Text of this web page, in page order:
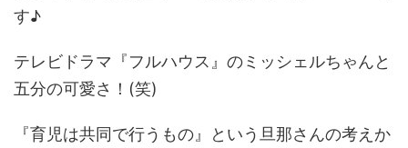
す♪
テレビドラマ『フルハウス』のミッシェルちゃんと
五分の可愛さ！(笑)
『育児は共同で行うもの』という旦那さんの考えか